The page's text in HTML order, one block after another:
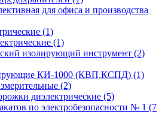
для офиса и производства
(1)
(1)
изолирующий инструмент (2)
КИ-1000 (КВП,КСПД) (1)
(2)
диэлектрические (5)
по электробезопасности № 1 (7